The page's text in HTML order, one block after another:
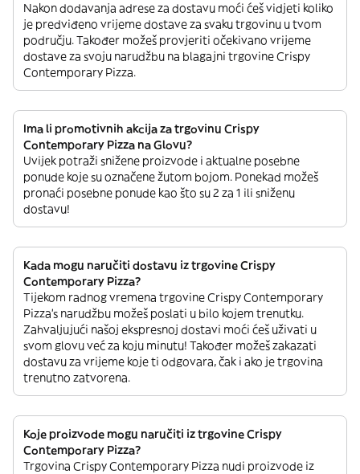
Nakon dodavanja adrese za dostavu moći ćeš vidjeti koliko
je predviđeno vrijeme dostave za svaku trgovinu u tvom
području. Također možeš provjeriti očekivano vrijeme
dostave za svoju narudžbu na blagajni trgovine Crispy
Contemporary Pizza.
Ima li promotivnih akcija za trgovinu Crispy
Contemporary Pizza na Glovu?
Uvijek potraži snižene proizvode i aktualne posebne
ponude koje su označene žutom bojom. Ponekad možeš
pronaći posebne ponude kao što su 2 za 1 ili sniženu
dostavu!
Kada mogu naručiti dostavu iz trgovine Crispy
Contemporary Pizza?
Tijekom radnog vremena trgovine Crispy Contemporary
Pizza’s narudžbu možeš poslati u bilo kojem trenutku.
Zahvaljujući našoj ekspresnoj dostavi moći ćeš uživati u
svom glovu već za koju minutu! Također možeš zakazati
dostavu za vrijeme koje ti odgovara, čak i ako je trgovina
trenutno zatvorena.
Koje proizvode mogu naručiti iz trgovine Crispy
Contemporary Pizza?
Trgovina Crispy Contemporary Pizza nudi proizvode iz